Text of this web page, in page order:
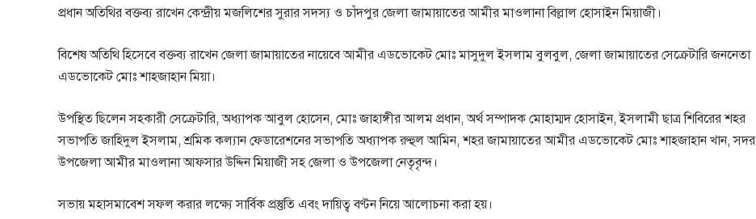
প্রধান অতিথির বক্তব্য রাখেন কেন্দ্রীয় মজলিশের সুরার সদস্য ও চাঁদপুর জেলা জামায়াতের আমীর মাওলানা বিল্লাল হোসাইন মিয়াজী।
বিশেষ অতিথি হিসেবে বক্তব্য রাখেন জেলা জামায়াতের নায়েবে আমীর এডভোকেট মোঃ মাসুদুল ইসলাম বুলবুল, জেলা জামায়াতের সেক্রেটারি জননেতা
এডভোকেট মোঃ শাহজাহান মিয়া।
উপস্থিত ছিলেন সহকারী সেক্রেটারি, অধ্যাপক আবুল হোসেন, মোঃ জাহাঙ্গীর আলম প্রধান, অর্থ সম্পাদক মোহাম্মদ হোসাইন, ইসলামী ছাত্র শিবিরের শহর
সভাপতি জাহিদুল ইসলাম, শ্রমিক কল্যান ফেডারেশনের সভাপতি অধ্যাপক রুহুল আমিন, শহর জামায়াতের আমীর এডভোকেট মোঃ শাহজাহান খান, সদর
উপজেলা আমীর মাওলানা আফসার উদ্দিন মিয়াজী সহ জেলা ও উপজেলা নেতৃবৃন্দ।
সভায় মহাসমাবেশ সফল করার লক্ষ্যে সার্বিক প্রস্তুতি এবং দায়িত্ব বণ্টন নিয়ে আলোচনা করা হয়।